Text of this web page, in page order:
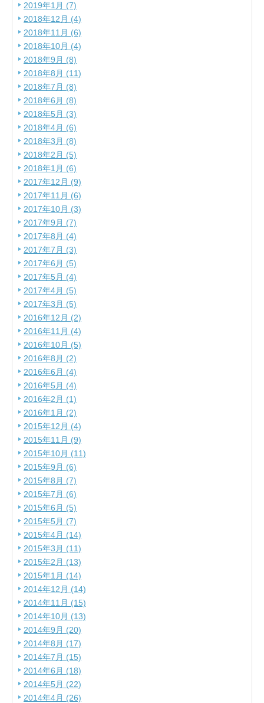
2019年1月 (7)
2018年12月 (4)
2018年11月 (6)
2018年10月 (4)
2018年9月 (8)
2018年8月 (11)
2018年7月 (8)
2018年6月 (8)
2018年5月 (3)
2018年4月 (6)
2018年3月 (8)
2018年2月 (5)
2018年1月 (6)
2017年12月 (9)
2017年11月 (6)
2017年10月 (3)
2017年9月 (7)
2017年8月 (4)
2017年7月 (3)
2017年6月 (5)
2017年5月 (4)
2017年4月 (5)
2017年3月 (5)
2016年12月 (2)
2016年11月 (4)
2016年10月 (5)
2016年8月 (2)
2016年6月 (4)
2016年5月 (4)
2016年2月 (1)
2016年1月 (2)
2015年12月 (4)
2015年11月 (9)
2015年10月 (11)
2015年9月 (6)
2015年8月 (7)
2015年7月 (6)
2015年6月 (5)
2015年5月 (7)
2015年4月 (14)
2015年3月 (11)
2015年2月 (13)
2015年1月 (14)
2014年12月 (14)
2014年11月 (15)
2014年10月 (13)
2014年9月 (20)
2014年8月 (17)
2014年7月 (15)
2014年6月 (18)
2014年5月 (22)
2014年4月 (26)